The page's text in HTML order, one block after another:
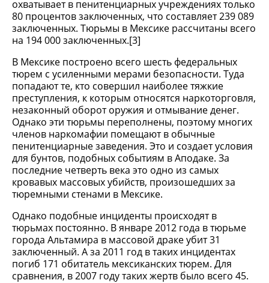
охватывает в пенитенциарных учреждениях только
80 процентов заключенных, что составляет 239 089
заключенных. Тюрьмы в Мексике рассчитаны всего
на 194 000 заключенных.[3]
В Мексике построено всего шесть федеральных
тюрем с усиленными мерами безопасности. Туда
попадают те, кто совершил наиболее тяжкие
преступления, к которым относятся наркоторговля,
незаконный оборот оружия и отмывание денег.
Однако эти тюрьмы переполнены, поэтому многих
членов наркомафии помещают в обычные
пенитенциарные заведения. Это и создает условия
для бунтов, подобных событиям в Аподаке. За
последние четверть века это одно из самых
кровавых массовых убийств, произошедших за
тюремными стенами в Мексике.
Однако подобные инциденты происходят в
тюрьмах постоянно. В январе 2012 года в тюрьме
города Альтамира в массовой драке убит 31
заключенный. А за 2011 год в таких инцидентах
погиб 171 обитатель мексиканских тюрем. Для
сравнения, в 2007 году таких жертв было всего 45.